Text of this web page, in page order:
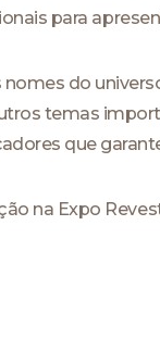
para
do
temas
que
na Expo